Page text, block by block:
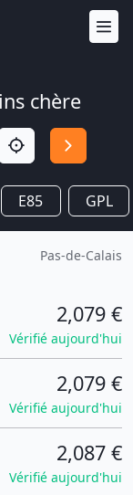
chère
E85 GPL
Pas-de-Calais
2,079 €
Vérifié aujourd'hui
2,079 €
Vérifié aujourd'hui
2,087 €
Vérifié aujourd'hui